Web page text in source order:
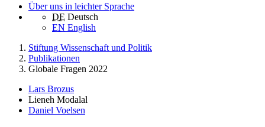
Über uns in leichter Sprache
DE Deutsch
EN English
Stiftung Wissenschaft und Politik
Publikationen
Globale Fragen 2022
Lars Brozus
Lieneh Modalal
Daniel Voelsen